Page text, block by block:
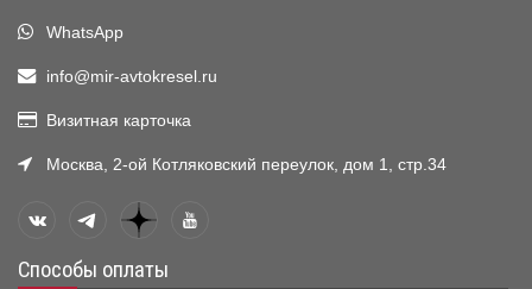
WhatsApp
info@mir-avtokresel.ru
Визитная карточка
Москва, 2-ой Котляковский переулок, дом 1, стр.34
Способы оплаты